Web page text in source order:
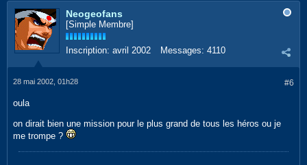
Neogeofans
[Simple Membre]
Inscription: avril 2002 Messages: 4110
#6
28 mai 2002, 01h28
oula
on dirait bien une mission pour le plus grand de tous les héros ou je
me trompe ?